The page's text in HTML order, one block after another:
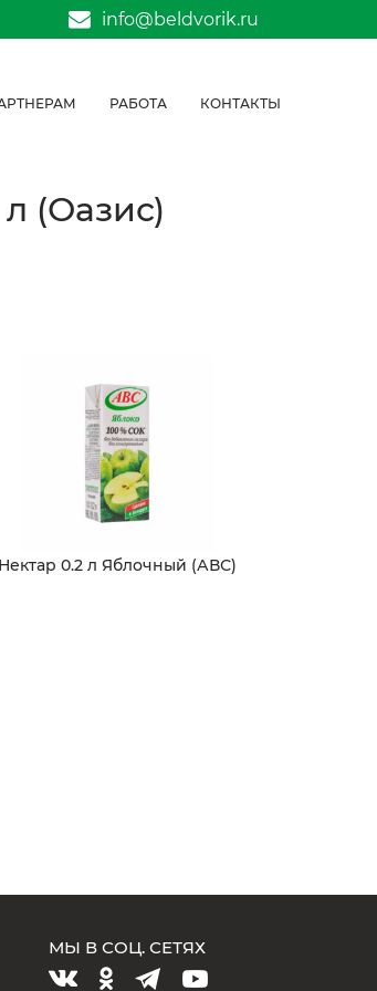
info@beldvorik.ru
РАБОТА КОНТАКТЫ
(Оазис)
Нектар 0.2 л Яблочный (АВС)
МЫ В СОЦ. СЕТЯХ